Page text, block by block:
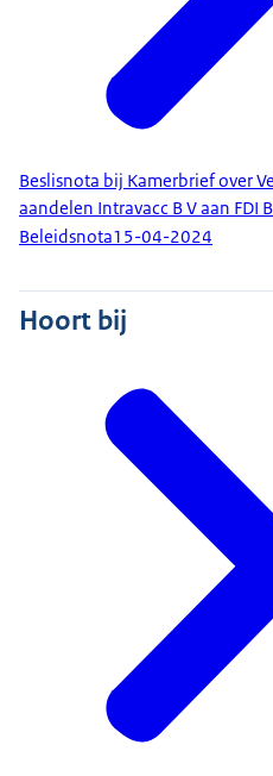
Beslisnota bij Kamerbrief over
aandelen Intravacc B V aan FDI
Beleidsnota15-04-2024
Hoort bij